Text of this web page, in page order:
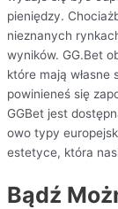
pieniędzy.
nieznanych
wyników. GG.Bet
które mają
powinieneś się
GGBet jest
owo typy
estetyce, która
Bądź